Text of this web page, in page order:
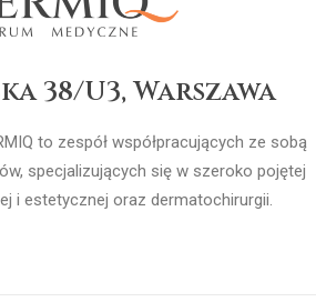
38/U3, Warszawa
to zespół współpracujących ze sobą
specjalizujących się w szeroko pojętej
i estetycznej oraz dermatochirurgii.